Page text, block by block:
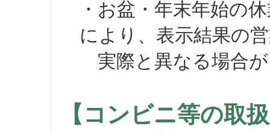
・お盆・年末年始の
により、表示結果の
実際と異なる場合が
【コンビニ等の取